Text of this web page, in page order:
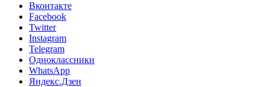
Вконтакте
Facebook
Twitter
Instagram
Telegram
Одноклассники
WhatsApp
Яндекс.Дзен